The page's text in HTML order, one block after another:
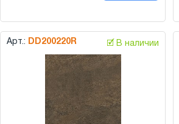
Арт.: DD200220R 🗹 В наличии